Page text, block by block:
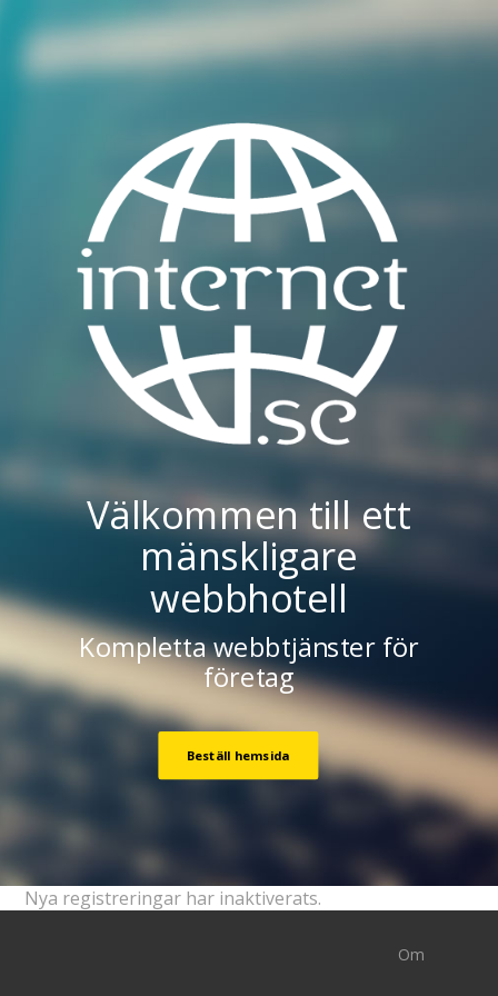
Välkommen till ett
mänskligare
webbhotell
Kompletta webbtjänster för
företag
Beställ hemsida
Nya registreringar har inaktiverats.
Om